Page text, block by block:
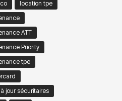
location tpe
ATT
Priority
tpe
jour sécuritaires